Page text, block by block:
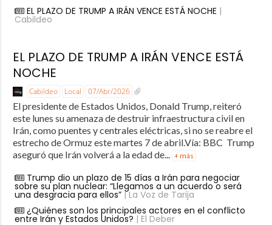
EL PLAZO DE TRUMP A IRÁN VENCE ESTÁ NOCHE |
Cabildeo
EL PLAZO DE TRUMP A IRÁN VENCE ESTÁ
NOCHE
Cabildeo Local 07/Abr/2026
El presidente de Estados Unidos, Donald Trump, reiteró
este lunes su amenaza de destruir infraestructura civil en
Irán, como puentes y centrales eléctricas, si no se reabre el
estrecho de Ormuz este martes 7 de abril.Vía: BBC Trump
aseguró que Irán volverá a la edad de...
+ más
Trump dio un plazo de 15 días a Irán para negociar
sobre su plan nuclear: “Llegamos a un acuerdo o será
una desgracia para ellos”| La Voz de Tarija
¿Quiénes son los principales actores en el conflicto
entre Irán y Estados Unidos? | El Deber